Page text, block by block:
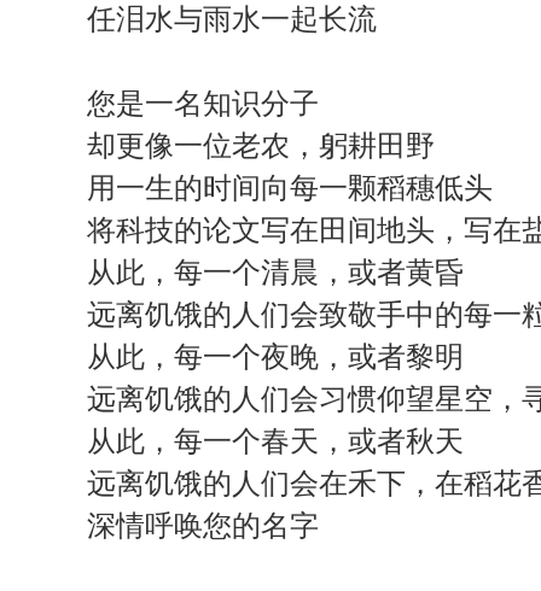
任泪水与雨水一起长流
您是一名知识分子
却更像一位老农，躬耕田野
用一生的时间向每一颗稻穗低头
将科技的论文写在田间地头，写在
从此，每一个清晨，或者黄昏
远离饥饿的人们会致敬手中的每一
从此，每一个夜晚，或者黎明
远离饥饿的人们会习惯仰望星空，
从此，每一个春天，或者秋天
远离饥饿的人们会在禾下，在稻花
深情呼唤您的名字